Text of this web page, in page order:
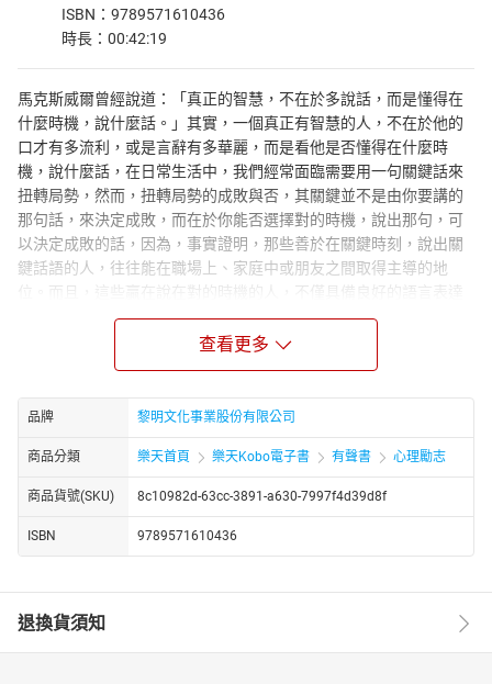
ISBN：9789571610436
時長：00:42:19
馬克斯威爾曾經說道：「真正的智慧，不在於多說話，而是懂得在
什麼時機，說什麼話。」其實，一個真正有智慧的人，不在於他的
口才有多流利，或是言辭有多華麗，而是看他是否懂得在什麼時
機，說什麼話，在日常生活中，我們經常面臨需要用一句關鍵話來
扭轉局勢，然而，扭轉局勢的成敗與否，其關鍵並不是由你要講的
那句話，來決定成敗，而在於你能否選擇對的時機，說出那句，可
以決定成敗的話，因為，事實證明，那些善於在關鍵時刻，說出關
鍵話語的人，往往能在職場上、家庭中或朋友之間取得主導的地
位。而且，這些贏在說在對的時機的人，不僅具備良好的語言表達
能力，更具備敏銳的洞察力，能夠讀懂別人的情緒與需求，並適時
做出，最有利自己的回應。接下來，我們將透過《人性D雞精》第八
集—《在什麼時候，說什麼話》的15篇人性小故事，來教你學會如
合，知道在什麼時候，說出可以逆轉局勢的話。羅賓·夏瑪曾經寫
道：「把話說在對的時機，不僅是表達自己，更是了解對方的需
求，找到雙方的共鳴。」的確，一個成功的對話溝通，不僅只是表
達自己的想法，還必須理解對方的需求，然後，在對的時機，回應
對方，進而找到彼此之間的共識。其實，把話說在對的時機，是一
種智慧的表現，也就是只要選對時機說話，即便是一句壞話，也會
變成好話，但如果選錯時機說話，那麼就算是一句好話，也可能變
查看更多
品牌 黎明文化事業股份有限公司
商品分類 樂天首頁 樂天Kobo電子書 有聲書 心理勵志
商品貨號(SKU) 8c10982d-63cc-3891-a630-7997f4d39d8f
ISBN 9789571610436
退換貨須知